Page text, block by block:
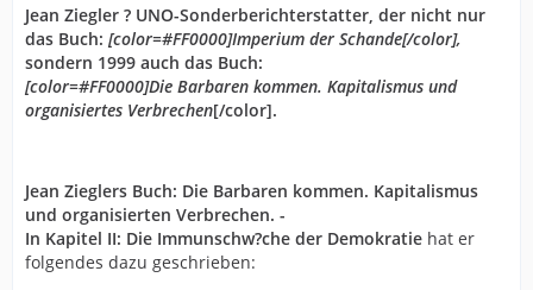
Jean Ziegler ? UNO-Sonderberichterstatter, der nicht nur
das Buch: [color=#FF0000]Imperium der Schande[/color],
sondern 1999 auch das Buch:
[color=#FF0000]Die Barbaren kommen. Kapitalismus und
organisiertes Verbrechen[/color].
Jean Zieglers Buch: Die Barbaren kommen. Kapitalismus
und organisierten Verbrechen. -
In Kapitel II: Die Immunschw?che der Demokratie hat er
folgendes dazu geschrieben: